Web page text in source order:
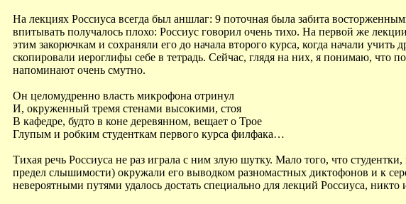
На лекциях Россиуса всегда был аншлаг: 9 поточная была забита
впитывать получалось плохо: Россиус говорил очень тихо. На первой же
этим закорючкам и сохраняли его до начала второго курса, когда начали
скопировали иероглифы себе в тетрадь. Сейчас, глядя на них, я понимаю, что
напоминают очень смутно.
Он целомудренно власть микрофона отринул
И, окруженный тремя стенами высокими, стоя
В кафедре, будто в коне деревянном, вещает о Трое
Глупым и робким студенткам первого курса филфака…
Тихая речь Россиуса не раз играла с ним злую шутку. Мало того, что
предел слышимости) окружали его выводком разномастных диктофонов и к
невероятными путями удалось достать специально для лекций Россиуса,